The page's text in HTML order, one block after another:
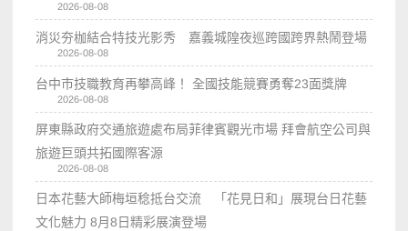
2026-08-08
消災夯枷結合特技光影秀 嘉義城隍夜巡跨國跨界熱鬧登場
2026-08-08
台中市技職教育再攀高峰！ 全國技能競賽勇奪23面獎牌
2026-08-08
屏東縣政府交通旅遊處布局菲律賓觀光市場 拜會航空公司與
旅遊巨頭共拓國際客源
2026-08-08
日本花藝大師梅垣稔抵台交流 「花見日和」展現台日花藝
文化魅力 8月8日精彩展演登場